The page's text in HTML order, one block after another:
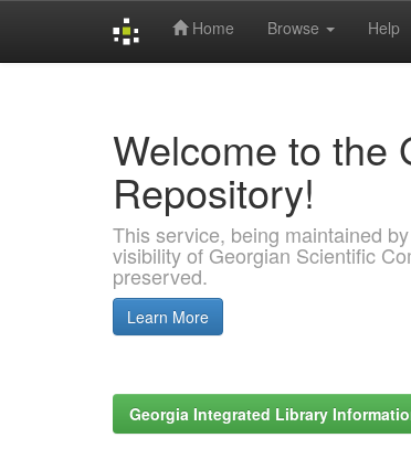
Home Browse Help
Welcome to the
Repository!
This service, being maintained
visibility of Georgian Scientific
preserved.
Learn More
Georgia Integrated Library